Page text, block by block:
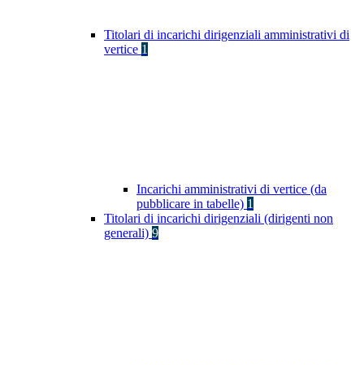
Titolari di incarichi dirigenziali amministrativi di
vertice 1
Incarichi amministrativi di vertice (da
pubblicare in tabelle) 1
Titolari di incarichi dirigenziali (dirigenti non
generali) 9